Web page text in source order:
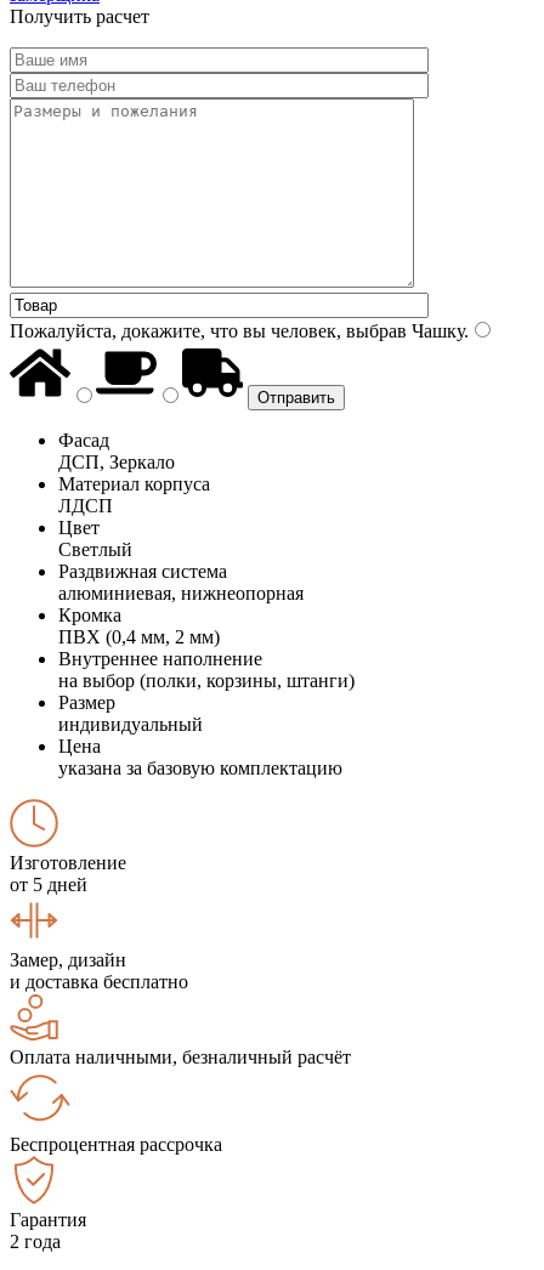
Получить расчет
Пожалуйста, докажите, что вы человек, выбрав Чашку.
Фасад
ДСП, Зеркало
Материал корпуса
ЛДСП
Цвет
Светлый
Раздвижная система
алюминиевая, нижнеопорная
Кромка
ПВХ (0,4 мм, 2 мм)
Внутреннее наполнение
на выбор (полки, корзины, штанги)
Размер
индивидуальный
Цена
указана за базовую комплектацию
Изготовление
от 5 дней
Замер, дизайн
и доставка бесплатно
Оплата наличными, безналичный расчёт
Беспроцентная рассрочка
Гарантия
2 года